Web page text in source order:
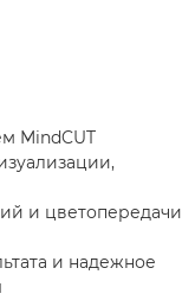
MindCUT
и цветопередачи
и надежное